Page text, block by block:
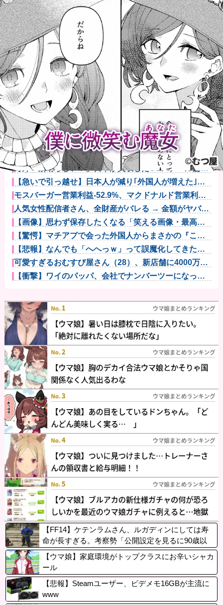
【画像】山ガールさん、山でラーメンを食べたらおじ
さんに怒られ...
みいちゃん、セコカンになる
【速報】ワンピースの「世界に5種しかない飛行能力」
発言の謎が...
【画像】井口裕香(36)、タンクトップがはち切れそうな
くらい...
『広島燃ゆ』と『ヤクルト燃ゆ』を比較←カープファ
ンの反応「新...
海外「素晴らしい！」日本が買収したUSスチール驚異
の大復活に...
【急いで引っ越せ】日本人が減り｢外国人が増えた｣市
区町村ラン...
モスバーガー営業利益-52.9%、マクドナルド営業利益
+15...
人気女性配信者さん、全財産がバレる → 金額がヤバす
ぎるｗｗ...
【画像】思わず保存したくなる「笑える画像・最高な
画像」貼って...
【驚愕】マチアプで会った外国人からまさかの『こ
う』言われたん...
【悲報】なんでも「へへっｗ」って誤魔化してきたワ
イの末路がこ...
可愛すぎるおむすび屋さん（28）、新店舗に4000万円
クラフ...
【衝撃】ワイのパッパ、会社でナンバーツーになった
【FF14】ケテンラムさん、ルガディンにしては寿
命が長すぎる。考察勢「公開設定を見るに90歳以
上、本人ではなく息子じゃないとおかしい」
【ウマ娘】家庭環境がトップクラスにお辛いシャカ
ール
【悲報】Steamユーザー、ビデメモ16GBが主流に
www